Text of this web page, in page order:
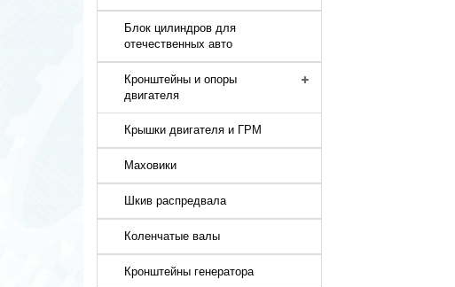
Блок цилиндров для
отечественных авто
Кронштейны и опоры
двигателя
Крышки двигателя и ГРМ
Маховики
Шкив распредвала
Коленчатые валы
Кронштейны генератора